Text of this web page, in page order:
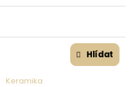
Keramika
Hlídat